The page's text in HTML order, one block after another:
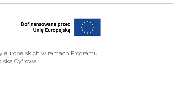
europejskich w ramach Programu
Cyfrowa